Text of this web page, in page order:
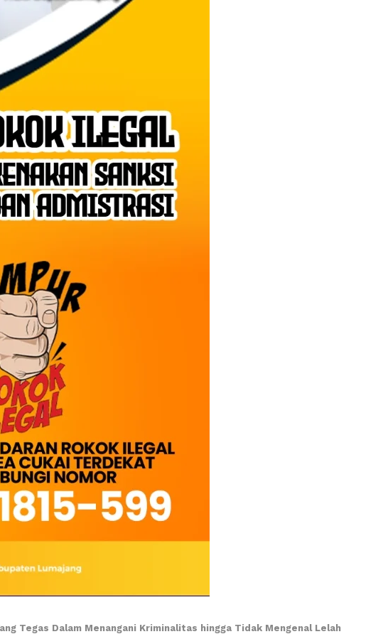
Tegas Dalam Menangani Kriminalitas hingga Tidak Mengenal Lelah